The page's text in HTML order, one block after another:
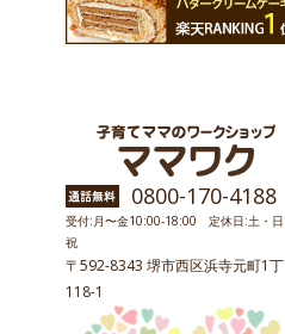
0800-170-4188
受付:月〜金10:00-18:00 定休日:土・日
祝
〒592-8343 堺市西区浜寺元町1丁
118-1